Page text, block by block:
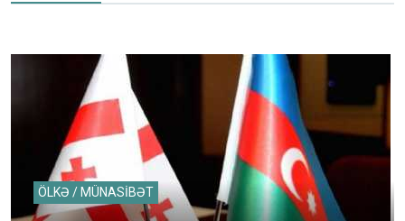
ÖLKƏ / MÜNASİBƏT